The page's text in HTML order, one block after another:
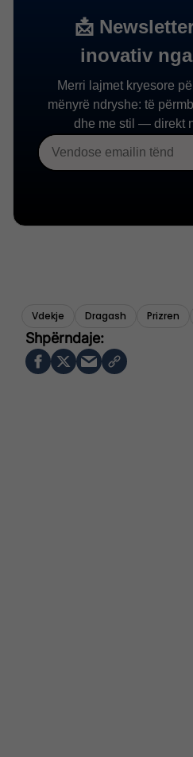
Vdekje Dragash Prizren